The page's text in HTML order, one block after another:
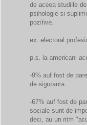
de aceea studiile
psihologie si
pozitive.
ex. electoral
p.s. la americani
-9% auf fost de
de siguranta .
-67% auf fost de
sociale sunt de
deci, au un ritm